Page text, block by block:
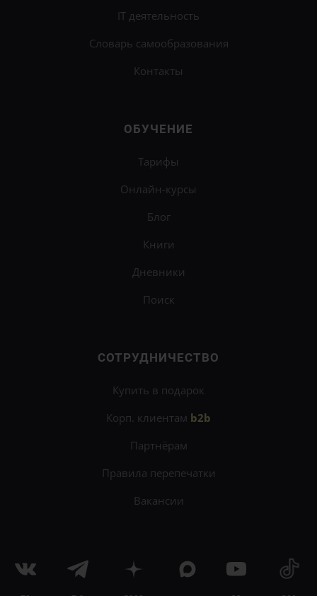
IT деятельность
Словарь самообразования
Контакты
ОБУЧЕНИЕ
Тарифы
Онлайн-курсы
Блог
Книги
Дневники
Поиск
СОТРУДНИЧЕСТВО
Купить в подарок
Корп. клиентам b2b
Партнёрам
Правила перепечатки
Вакансии